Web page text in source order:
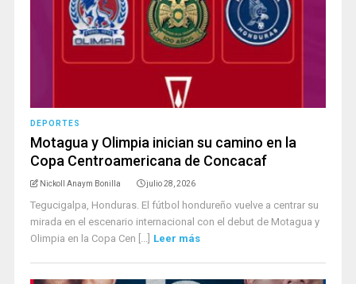
DEPORTES
Motagua y Olimpia inician su camino en la
Copa Centroamericana de Concacaf
Nickoll Anaym Bonilla julio 28, 2026
Tegucigalpa, Honduras. El fútbol hondureño vuelve a centrar su
mirada en el escenario internacional con el debut de Motagua y
Olimpia en la Copa Cen [...] Leer más